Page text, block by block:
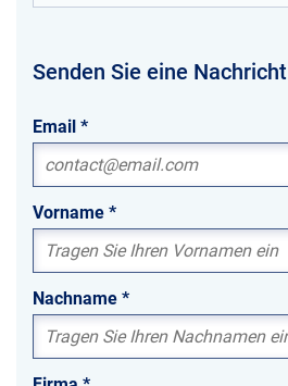
Senden Sie eine Nachricht
Email *
Vorname *
Nachname *